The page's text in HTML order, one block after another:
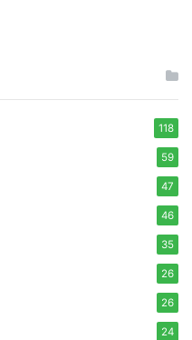
118
59
47
46
35
26
26
24